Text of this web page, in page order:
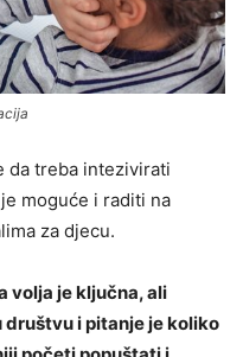
da treba intezivirati
moguće i raditi na
za djecu.
volja je ključna, ali
i pitanje je koliko